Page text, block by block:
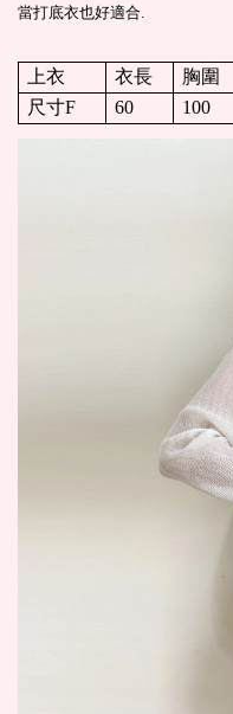
當打底衣也好適合.
上衣 衣長 胸圍
尺寸F
60 100